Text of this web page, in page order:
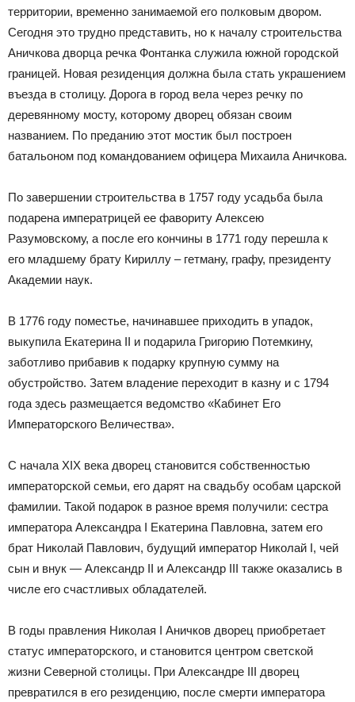
территории, временно занимаемой его полковым двором.
Сегодня это трудно представить, но к началу строительства
Аничкова дворца речка Фонтанка служила южной городской
границей. Новая резиденция должна была стать украшением
въезда в столицу. Дорога в город вела через речку по
деревянному мосту, которому дворец обязан своим
названием. По преданию этот мостик был построен
батальоном под командованием офицера Михаила Аничкова.
По завершении строительства в 1757 году усадьба была
подарена императрицей ее фавориту Алексею
Разумовскому, а после его кончины в 1771 году перешла к
его младшему брату Кириллу – гетману, графу, президенту
Академии наук.
В 1776 году поместье, начинавшее приходить в упадок,
выкупила Екатерина II и подарила Григорию Потемкину,
заботливо прибавив к подарку крупную сумму на
обустройство. Затем владение переходит в казну и с 1794
года здесь размещается ведомство «Кабинет Его
Императорского Величества».
С начала XIX века дворец становится собственностью
императорской семьи, его дарят на свадьбу особам царской
фамилии. Такой подарок в разное время получили: сестра
императора Александра I Екатерина Павловна, затем его
брат Николай Павлович, будущий император Николай I, чей
сын и внук — Александр II и Александр III также оказались в
числе его счастливых обладателей.
В годы правления Николая I Аничков дворец приобретает
статус императорского, и становится центром светской
жизни Северной столицы. При Александре III дворец
превратился в его резиденцию, после смерти императора